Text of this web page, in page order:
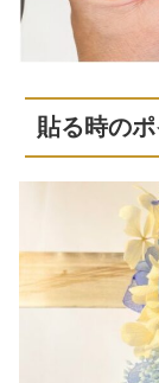
貼る時の